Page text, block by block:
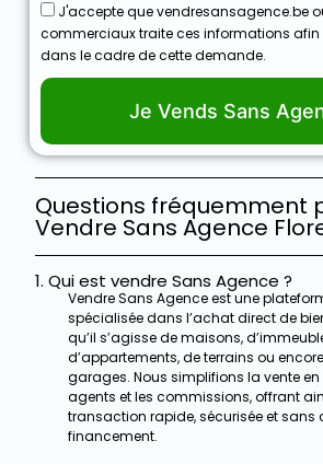
J'accepte que vendresansagence.be
commerciaux traite ces informations
dans le cadre de cette demande.
Je Vends Sans
Questions fréquemment
Vendre Sans Agence
1. Qui est vendre Sans Agence ?
Vendre Sans Agence est une
spécialisée dans l’achat direct de
qu’il s’agisse de maisons,
d’appartements, de terrains ou
garages. Nous simplifions la vente
agents et les commissions, offrant
transaction rapide, sécurisée et sans
financement.